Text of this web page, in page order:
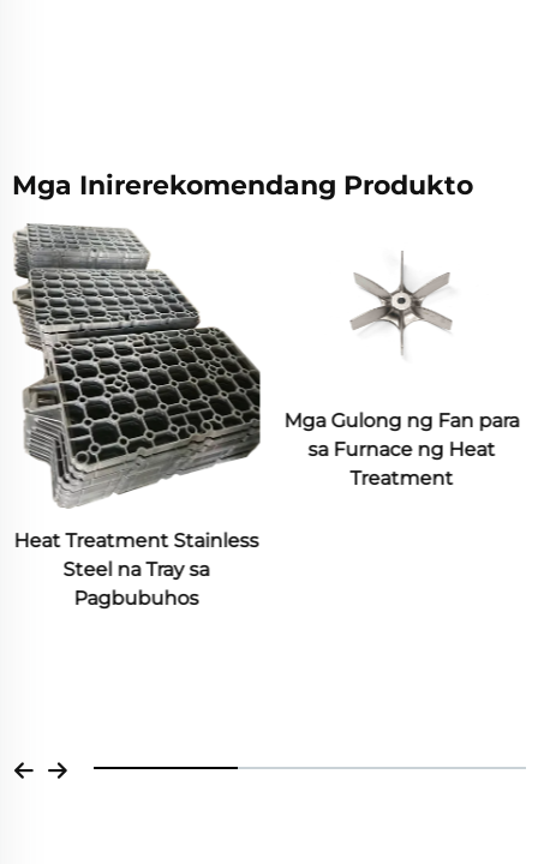
Mga Inirerekomendang Produkto
Mga Gulong ng Fan para
sa Furnace ng Heat
Treatment